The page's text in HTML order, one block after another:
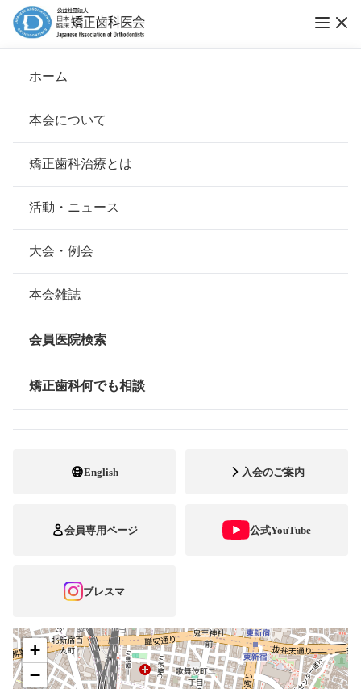
ホーム
本会について
会長挨拶
基本理念
組織について
本会の歴史
情報公開
矯正歯科治療とは
安心して治療を受けていただくための「6つの指針」
安心できる矯正歯科治療契約のための「7つの提言」
矯正歯科治療について
活動・ニュース
大会・例会
本会雑誌
会員医院検索
矯正歯科何でも相談
English 入会のご案内
会員専用ページ 公式YouTube
ブレスマ
医療法人社団日本整美会整美会矯正歯科クリ
ニック
ホーム 会員医院検索
医療法人社団日本整美会整美会矯正歯科クリ
ニック
会員名
最寄駅・アクセス 新宿三丁目
電話番号 03-3352-3357
+
−